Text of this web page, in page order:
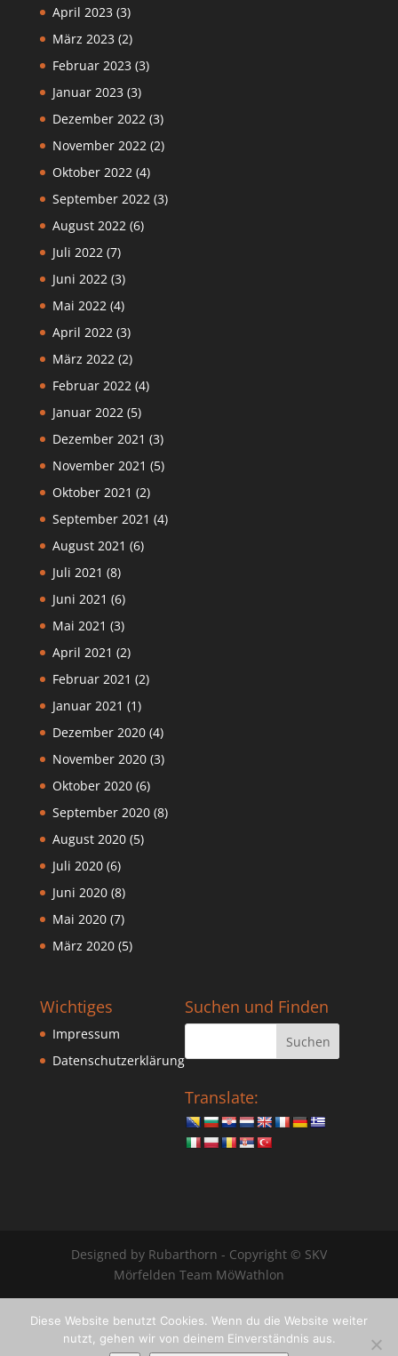
April 2023 (3)
März 2023 (2)
Februar 2023 (3)
Januar 2023 (3)
Dezember 2022(3)
November 2022(2)
Oktober 2022(4)
September 2022(3)
August 2022(6)
Juli 2022(7)
Juni 2022(3)
Mai 2022(4)
April 2022(3)
März 2022(2)
Februar 2022(4)
Januar 2022(5)
Dezember 2021 (3)
November 2021 (5)
Oktober 2021 (2)
September 2021 (4)
August 2021 (6)
Juli 2021 (8)
Juni 2021 (6)
Mai 2021 (3)
April 2021 (2)
Februar 2021 (2)
Januar 2021 (1)
Dezember 2020(4)
November 2020(3)
Oktober 2020(6)
September 2020(8)
August 2020(5)
Juli 2020(6)
Juni 2020(8)
Mai 2020(7)
März 2020(5)
Wichtiges
Impressum
Datenschutzerklärung
Suchen und Finden
Translate:
Designed by Rubarthorn - Copyright © SKV
Mörfelden Team MöWathlon
Diese Website benutzt Cookies. Wenn du die Website weiter
nutzt, gehen wir von deinem Einverständnis aus.